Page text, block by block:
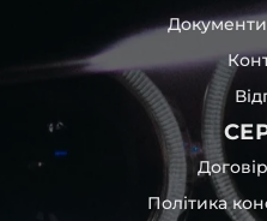
Документи
Політика